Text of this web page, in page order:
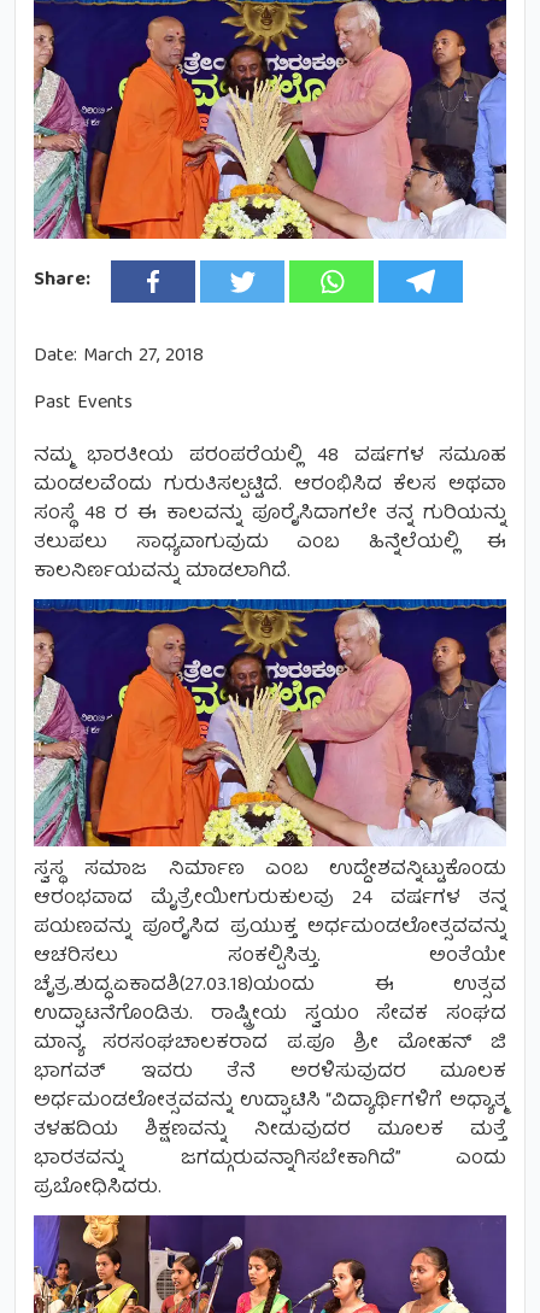
Share:
Date: March 27, 2018
Past Events
ನಮ್ಮ ಭಾರತೀಯ ಪರಂಪರೆಯಲ್ಲಿ 48 ವರ್ಷಗಳ ಸಮೂಹ
ಮಂಡಲವೆಂದು ಗುರುತಿಸಲ್ಪಟ್ಟಿದೆ. ಆರಂಭಿಸಿದ ಕೆಲಸ ಅಥವಾ
ಸಂಸ್ಥೆ 48 ರ ಈ ಕಾಲವನ್ನು ಪೂರೈಸಿದಾಗಲೇ ತನ್ನ ಗುರಿಯನ್ನು
ತಲುಪಲು ಸಾಧ್ಯವಾಗುವುದು ಎಂಬ ಹಿನ್ನೆಲೆಯಲ್ಲಿ ಈ
ಕಾಲನಿರ್ಣಯವನ್ನು ಮಾಡಲಾಗಿದೆ.
ಸ್ವಸ್ಥ ಸಮಾಜ ನಿರ್ಮಾಣ ಎಂಬ ಉದ್ದೇಶವನ್ನಿಟ್ಟುಕೊಂಡು
ಆರಂಭವಾದ ಮೈತ್ರೇಯೀಗುರುಕುಲವು 24 ವರ್ಷಗಳ ತನ್ನ
ಪಯಣವನ್ನು ಪೂರೈಸಿದ ಪ್ರಯುಕ್ತ ಅರ್ಧಮಂಡಲೋತ್ಸವವನ್ನು
ಆಚರಿಸಲು ಸಂಕಲ್ಪಿಸಿತ್ತು. ಅಂತೆಯೇ
ಚೈತ್ರ.ಶುದ್ಧ.ಏಕಾದಶಿ(27.03.18)ಯಂದು ಈ ಉತ್ಸವ
ಉದ್ಘಾಟನೆಗೊಂಡಿತು. ರಾಷ್ಟ್ರೀಯ ಸ್ವಯಂ ಸೇವಕ ಸಂಘದ
ಮಾನ್ಯ ಸರಸಂಘಚಾಲಕರಾದ ಪ.ಪೂ ಶ್ರೀ ಮೋಹನ್ ಜಿ
ಭಾಗವತ್ ಇವರು ತೆನೆ ಅರಳಿಸುವುದರ ಮೂಲಕ
ಅರ್ಧಮಂಡಲೋತ್ಸವವನ್ನು ಉದ್ಘಾಟಿಸಿ “ವಿದ್ಯಾರ್ಥಿಗಳಿಗೆ ಅಧ್ಯಾತ್ಮ
ತಳಹದಿಯ ಶಿಕ್ಷಣವನ್ನು ನೀಡುವುದರ ಮೂಲಕ ಮತ್ತೆ
ಭಾರತವನ್ನು ಜಗದ್ಗುರುವನ್ನಾಗಿಸಬೇಕಾಗಿದೆ” ಎಂದು
ಪ್ರಬೋಧಿಸಿದರು.